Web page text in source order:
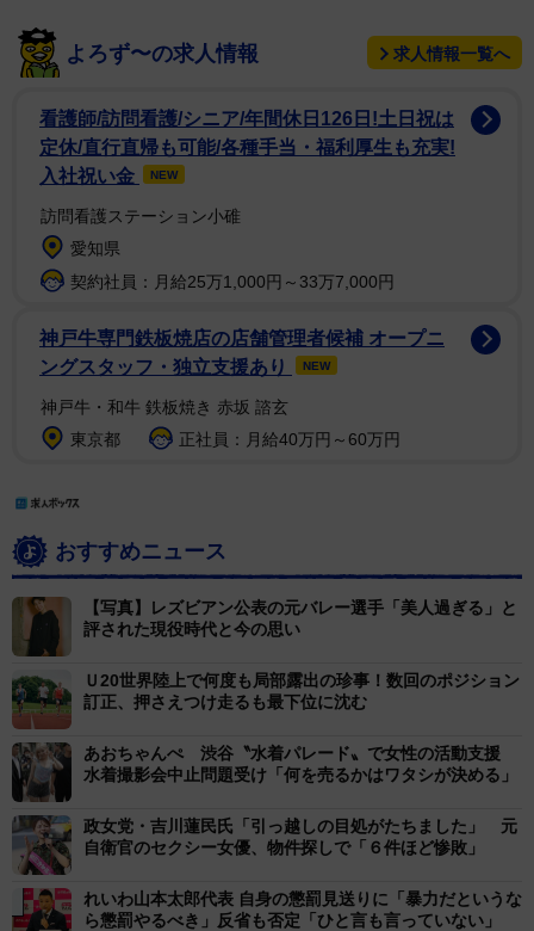
よろず〜の求人情報 求人情報一覧へ
看護師/訪問看護/シニア/年間休日126日!土日祝は
定休/直行直帰も可能/各種手当・福利厚生も充実!
入社祝い金
NEW
訪問看護ステーション小碓
愛知県
契約社員：月給25万1,000円～33万7,000円
神戸牛専門鉄板焼店の店舗管理者候補 オープニ
ングスタッフ・独立支援あり
NEW
神戸牛・和牛 鉄板焼き 赤坂 諮玄
東京都
正社員：月給40万円～60万円
おすすめニュース
【写真】レズビアン公表の元バレー選手「美人過ぎる」と
評された現役時代と今の思い
Ｕ20世界陸上で何度も局部露出の珍事！数回のポジション
訂正、押さえつけ走るも最下位に沈む
あおちゃんぺ 渋谷〝水着パレード〟で女性の活動支援
水着撮影会中止問題受け「何を売るかはワタシが決める」
政女党・吉川蓮民氏「引っ越しの目処がたちました」 元
自衛官のセクシー女優、物件探しで「６件ほど惨敗」
れいわ山本太郎代表 自身の懲罰見送りに「暴力だというな
ら懲罰やるべき」反省も否定「ひと言も言っていない」